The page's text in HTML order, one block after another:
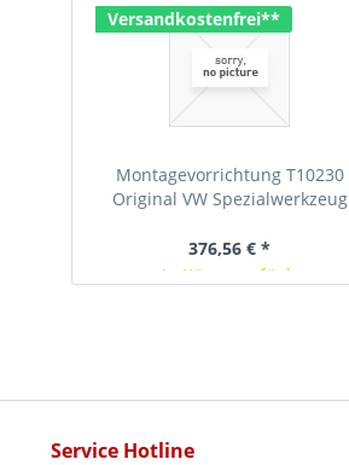
Versandkostenfrei**
Montagevorrichtung T10230
Original VW Spezialwerkzeug
376,56 € *
In Kürze verfügbar
Service Hotline